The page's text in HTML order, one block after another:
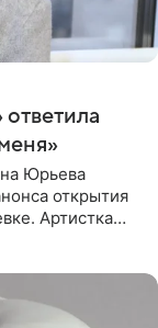
Юрьева
открытия
Артистка